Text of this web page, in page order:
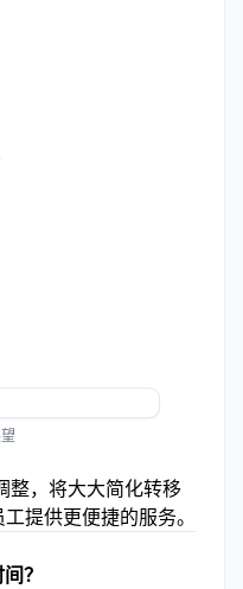
整，将大大简化转移
提供更便捷的服务。
？